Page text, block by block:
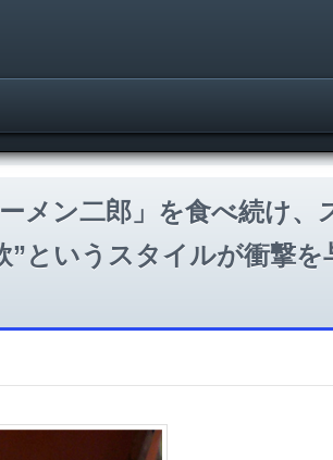
メン二郎」を食べ続け、
というスタイルが衝撃を